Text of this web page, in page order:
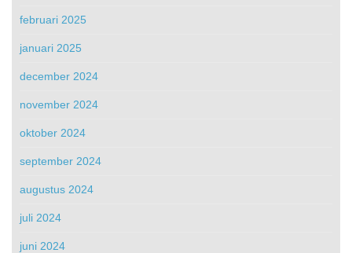
februari 2025
januari 2025
december 2024
november 2024
oktober 2024
september 2024
augustus 2024
juli 2024
juni 2024